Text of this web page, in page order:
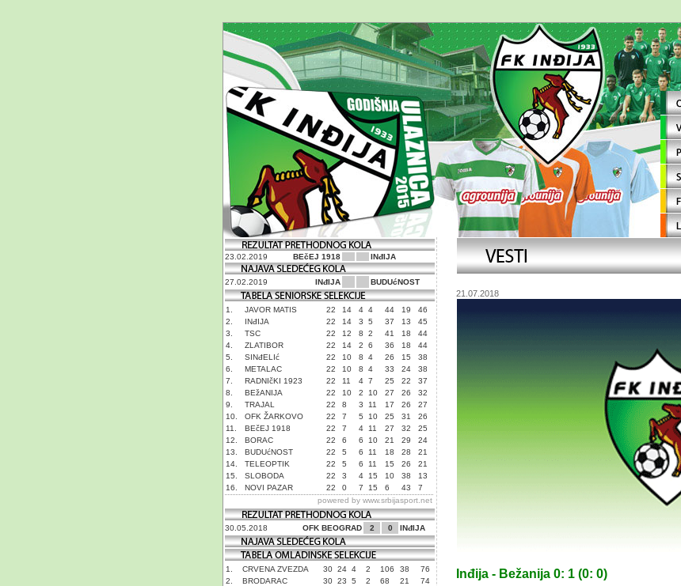
23.02.2019 BEčEJ 1918 INđIJA
27.02.2019 INđIJA BUDUćNOST
1. JAVOR MATIS 22 14 4 4 44 19
46
2.
INđIJA 22 14 3 5 37 13
45
3.
TSC 22 12 8 2 41 18
44
4.
ZLATIBOR 22 14 2 6 36 18
44
5.
SINđELIć 22 10 8 4 26 15
38
6.
METALAC 22 10 8 4 33 24
38
7.
RADNIčKI 1923 22 11 4 7 25 22
37
8.
BEžANIJA 22 10 2 10 27 26
32
9.
TRAJAL 22 8 3 11 17 26
27
10.
OFK ŽARKOVO 22 7 5 10 25 31
26
11.
BEčEJ 1918 22 7 4 11 27 32
25
12.
BORAC 22 6 6 10 21 29
24
13.
BUDUćNOST 22 5 6 11 18 28
21
14.
TELEOPTIK 22 5 6 11 15 26
21
15.
SLOBODA 22 3 4 15 10 38
13
16.
NOVI PAZAR 22 0 7 15 6 43
7
powered by www.srbijasport.net
30.05.2018 OFK BEOGRAD 2 0 INđIJA
1. CRVENA ZVEZDA 30 24 4 2 106 38
76
2.
BRODARAC 30 23 5 2 68 21
74
21.07.2018
Inđija - Bežanija 0: 1 (0: 0)